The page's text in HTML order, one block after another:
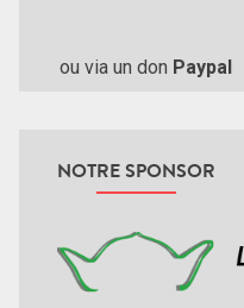
ou via un don Paypal
NOTRE SPONSOR